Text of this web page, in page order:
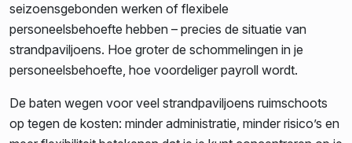
seizoensgebonden werken of flexibele
personeelsbehoefte hebben – precies de situatie van
strandpaviljoens. Hoe groter de schommelingen in je
personeelsbehoefte, hoe voordeliger payroll wordt.
De baten wegen voor veel strandpaviljoens ruimschoots
op tegen de kosten: minder administratie, minder risico’s en